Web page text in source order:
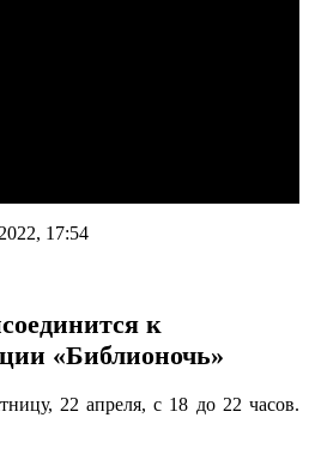
17:54
к
«Библионочь»
22 апреля, с 18 до 22 часов.